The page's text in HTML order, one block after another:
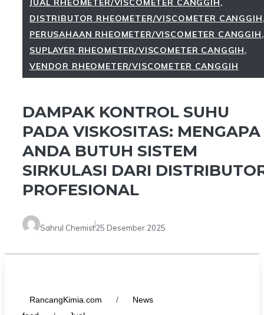
JUAL RHEOMETER/VISCOMETER CANGGIH,
DISTRIBUTOR RHEOMETER/VISCOMETER CANGGIH
PERUSAHAAN RHEOMETER/VISCOMETER CANGGIH,
SUPLAYER RHEOMETER/VISCOMETER CANGGIH,
VENDOR RHEOMETER/VISCOMETER CANGGIH
DAMPAK KONTROL SUHU
PADA VISKOSITAS: MENGAPA
ANDA BUTUH SISTEM
SIRKULASI DARI
PROFESIONAL
Sahrul Chemist25 Desember 2025
RancangKimia.com /
News